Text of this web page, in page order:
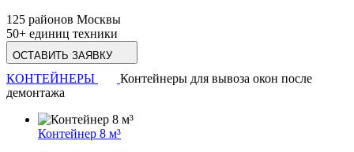
125 районов Москвы
50+ единиц техники
ОСТАВИТЬ ЗАЯВКУ
КОНТЕЙНЕРЫ
Контейнеры для вывоза окон после
демонтажа
Контейнер 8 м³